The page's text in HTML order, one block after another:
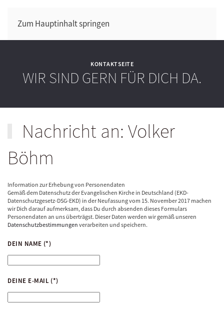
Zum Hauptinhalt springen
KONTAKTSEITE
WIR SIND GERN FÜR DICH DA.
Nachricht an: Volker
Böhm
Information zur Erhebung von Personendaten
Gemäß dem Datenschutz der Evangelischen Kirche in Deutschland (EKD-
Datenschutzgesetz-DSG-EKD) in der Neufassung vom 15. November 2017 machen
wir Dich darauf aufmerksam, dass Du durch absenden dieses Formulars
Personendaten an uns überträgst. Dieser Daten werden wir gemäß unseren
Datenschutzbestimmungen verarbeiten und speichern.
DEIN NAME (*)
DEINE E-MAIL (*)